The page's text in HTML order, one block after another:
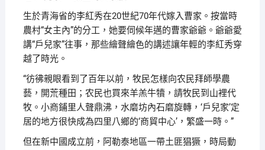
生於青海省的李紅秀在20世紀70年代嫁入曹家。按當時
農村“女主內”的分工，她要伺候年邁的曹家爺爺。爺爺愛
講“戶兒家”往事，那些繪聲繪色的講述讓年輕的李紅秀穿
越了時光。
“彷彿親眼看到了百年以前，牧民怎樣向农民拜師學農
藝，開荒種田；农民也買來羊羔牛犢，請牧民到山裡代
牧。小商鋪里人聲鼎沸，水磨坊內石磨旋轉，‘戶兒家’定
居的地方很快成為四里八鄉的‘商貿中心’，繁盛一時。”
但在新中國成立前，阿勒泰地區一帶土匪猖獗，時局動